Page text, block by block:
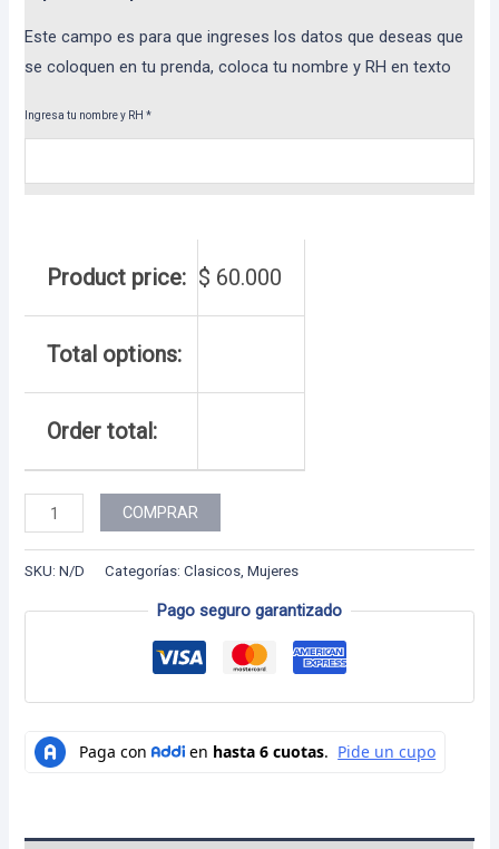
Este campo es para que ingreses los datos que deseas que
se coloquen en tu prenda, coloca tu nombre y RH en texto
Ingresa tu nombre y RH*
Product price: $ 60.000
Total options:
Order total:
Dama
-
45
COMPRAR
SKU:N/D Categorías:Clasicos ,Mujeres
Pago seguro garantizado